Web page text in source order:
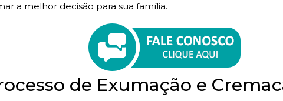
a melhor decisão para sua família.
de Exumação e